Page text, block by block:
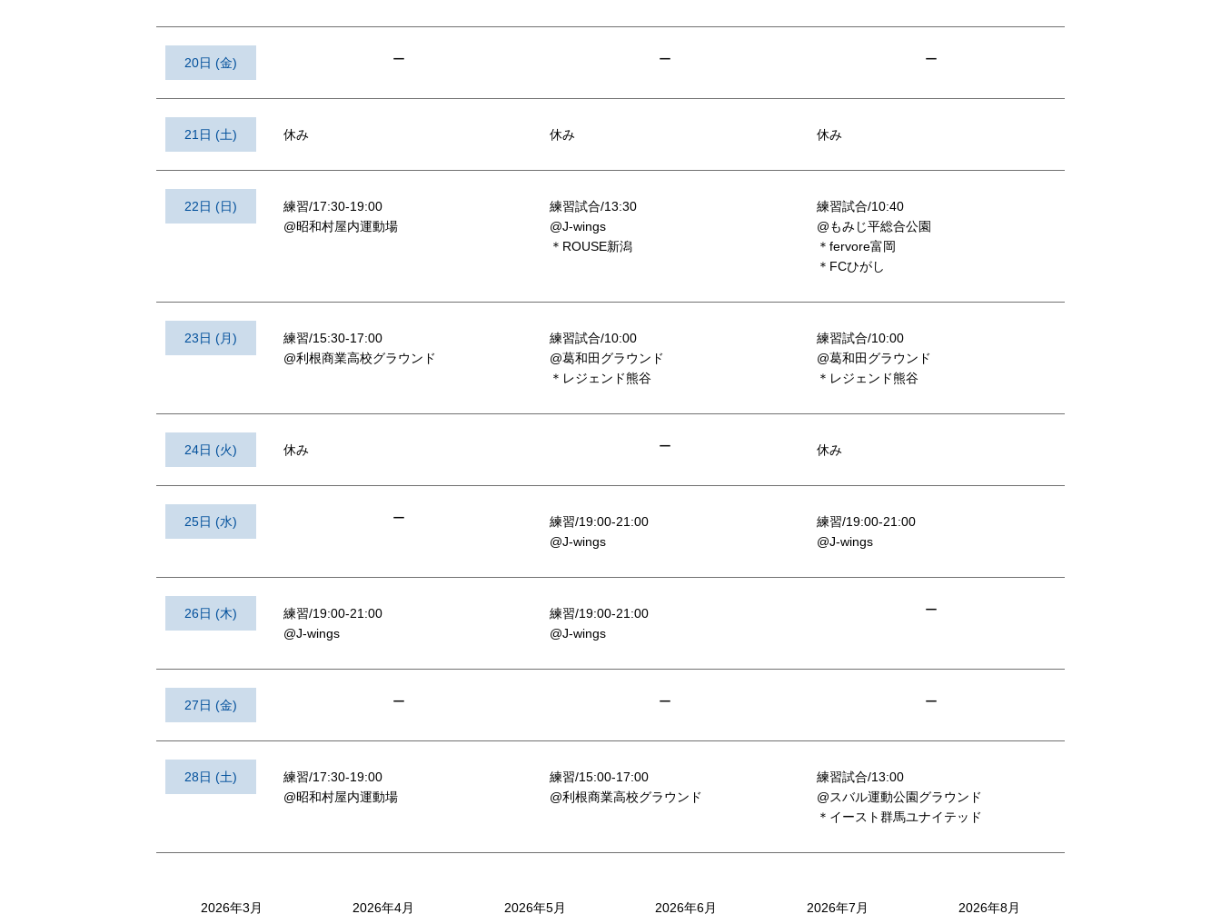
20日 (金) ー ー ー
21日 (土) 休み 休み 休み
22日 (日)
練習/17:30-19:00
@昭和村屋内運動場
練習試合/13:30
@J-wings
＊ROUSE新潟
練習試合/10:40
@もみじ平総合公園
＊fervore富岡
＊FCひがし
23日 (月)
練習/15:30-17:00
@利根商業高校グラウンド
練習試合/10:00
@葛和田グラウンド
＊レジェンド熊谷
練習試合/10:00
@葛和田グラウンド
＊レジェンド熊谷
24日 (火) 休み ー 休み
25日 (水) ー
練習/19:00-21:00
@J-wings
練習/19:00-21:00
@J-wings
26日 (木)
練習/19:00-21:00
@J-wings
練習/19:00-21:00
@J-wings
ー
27日 (金) ー ー ー
28日 (土)
練習/17:30-19:00
@昭和村屋内運動場
練習/15:00-17:00
@利根商業高校グラウンド
練習試合/13:00
@スバル運動公園グラウンド
＊イースト群馬ユナイテッド
2026年8月
2026年7月
2026年6月
2026年5月
2026年4月
2026年3月